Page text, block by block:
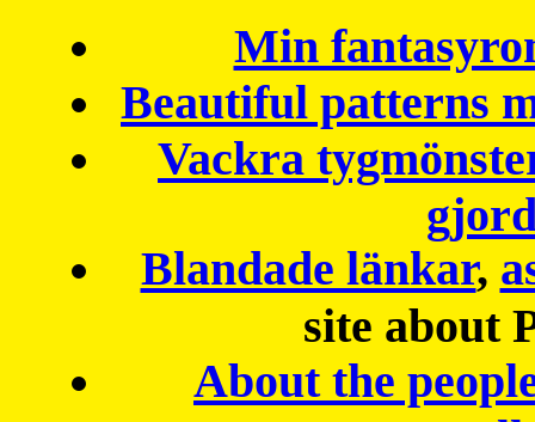
Min
Beautiful patterns
Vackra
Blandade länkar,
site about
About the